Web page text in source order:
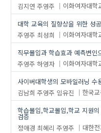
김지연 주영주 이화여자대학
대학 교육의 질향상을 위한 성
주영주 최성희 이화여자대학
직무몰입과 학습효과 예측변인
주영주 하영자 이화여자대학
사이버대학생의 모바일러닝 수
김남희 주영주 임유진 한국
학습몰입,학교몰입,학교 지원
검증
정애경 최혜리 주영주 대한